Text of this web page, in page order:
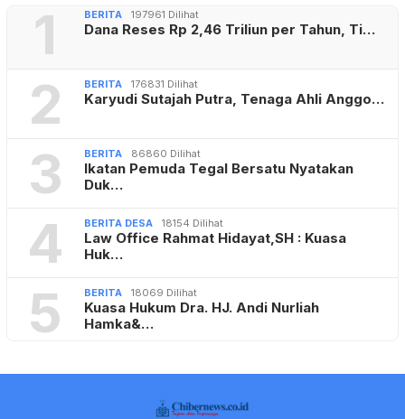
1 BERITA 197961 Dilihat
Dana Reses Rp 2,46 Triliun per Tahun, Ti…
2 BERITA 176831 Dilihat
Karyudi Sutajah Putra, Tenaga Ahli Anggo…
3 BERITA 86860 Dilihat
Ikatan Pemuda Tegal Bersatu Nyatakan
Duk…
4 BERITA DESA 18154 Dilihat
Law Office Rahmat Hidayat,SH : Kuasa
Huk…
5 BERITA 18069 Dilihat
Kuasa Hukum Dra. HJ. Andi Nurliah
Hamka&…